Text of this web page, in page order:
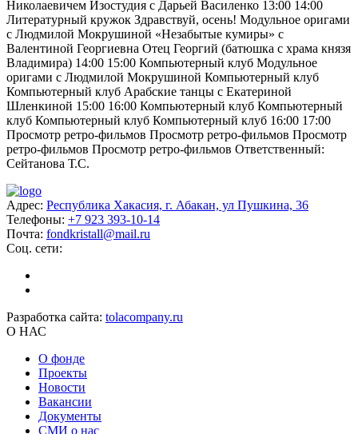
Николаевичем Изостудия с Дарьей Василенко 13:00 14:00
Литературный кружок Здравствуй, осень! Модульное оригами
с Людмилой Мокрушиной «Незабытые кумиры» с
Валентиной Георгиевна Отец Георгий (батюшка с храма князя
Владимира) 14:00 15:00 Компьютерный клуб Модульное
оригами с Людмилой Мокрушиной Компьютерный клуб
Компьютерный клуб Арабские танцы с Екатериной
Шленкиной 15:00 16:00 Компьютерный клуб Компьютерный
клуб Компьютерный клуб Компьютерный клуб 16:00 17:00
Просмотр ретро-фильмов Просмотр ретро-фильмов Просмотр
ретро-фильмов Просмотр ретро-фильмов Ответственный:
Сейтанова Т.С.
Адрес: Республика Хакасия, г. Абакан, ул Пушкина, 36
Телефоны: +7 923 393-10-14
Почта: fondkristall@mail.ru
Соц. сети:
Разработка сайта: tolacompany.ru
О НАС
О фонде
Проекты
Новости
Вакансии
Документы
СМИ о нас